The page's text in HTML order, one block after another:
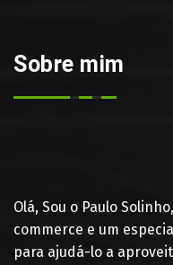
Sobre mim
Olá, Sou o Paulo
commerce e um
para ajudá-lo a